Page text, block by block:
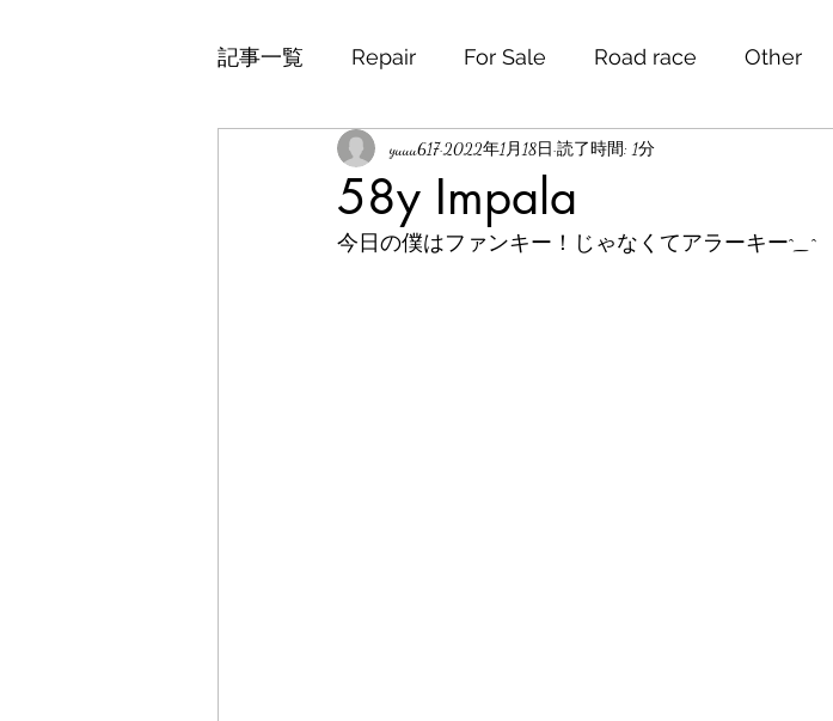
記事一覧 Repair For Sale Road race Other
58y Impala
yuuu6172022年1月18日 読了時間: 1分
今日の僕はファンキー！じゃなくてアラーキー^_^